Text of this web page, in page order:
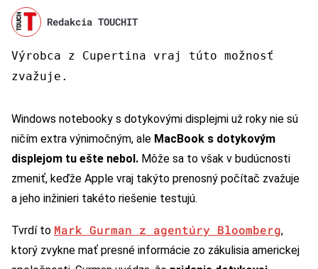
Redakcia TOUCHIT
Výrobca z Cupertina vraj túto možnosť
zvažuje.
Windows notebooky s dotykovými displejmi už roky nie sú
ničím extra výnimočným, ale MacBook s dotykovým
displejom tu ešte nebol. Môže sa to však v budúcnosti
zmeniť, keďže Apple vraj takýto prenosný počítač zvažuje
a jeho inžinieri takéto riešenie testujú.
Tvrdí to Mark Gurman z agentúry Bloomberg,
ktorý zvykne mať presné informácie zo zákulisia americkej